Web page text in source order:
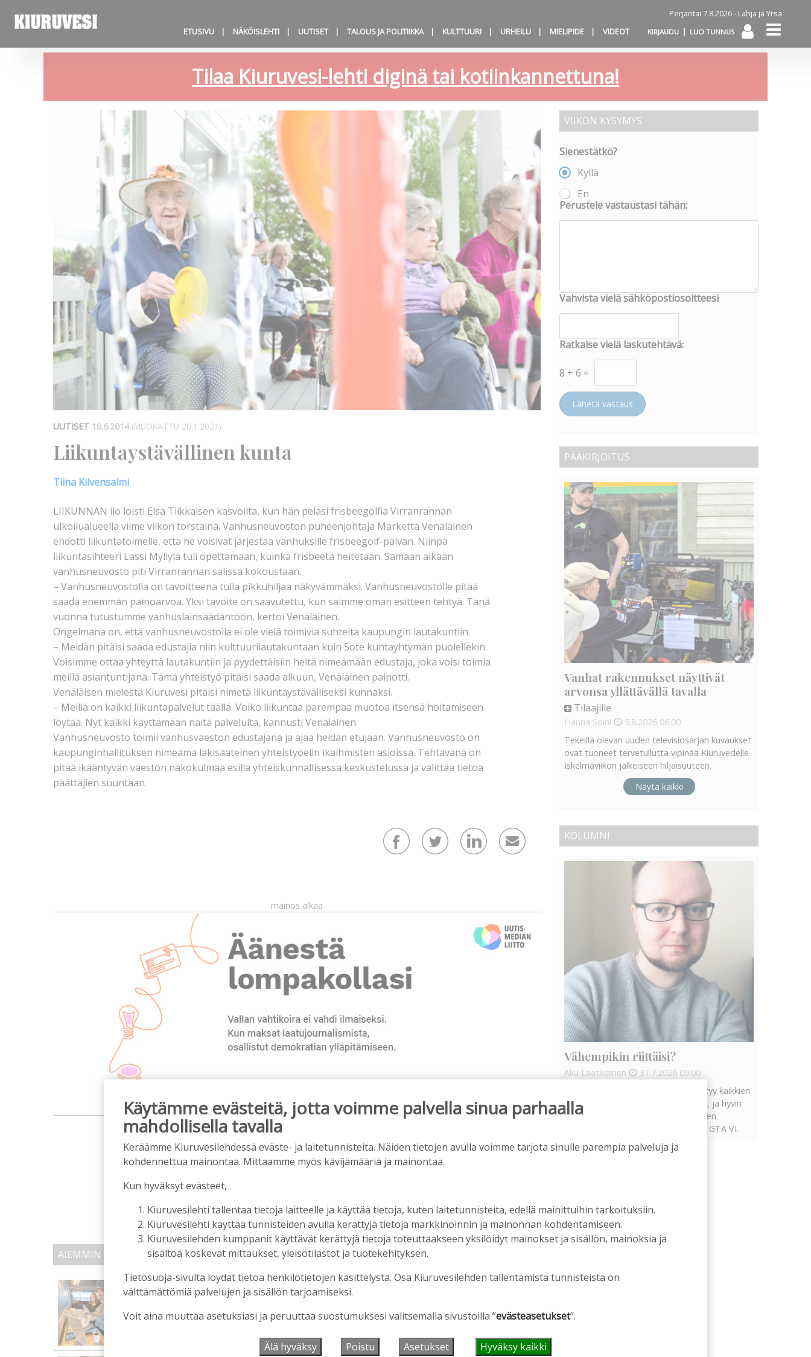
Perjantai 7.8.2026 - Lahja ja Yrsa
ETUSIVU
NÄKÖISLEHTI UUTISET TALOUS JA POLITIIKKA KULTTUURI URHEILU MIELIPIDE VIDEOT KIRJAUDU LUO TUNNUS
Tilaa Kiuruvesi-lehti diginä tai kotiinkannettuna!
UUTISET 18.6.2014 (MUOKATTU 20.1.2021)
Liikuntaystävällinen kunta
Tiina Kilvensalmi
LIIKUNNAN ilo loisti Elsa Tiikkaisen kasvoilta, kun hän pelasi frisbeegolfia Virranrannan
ulkoilualueella viime viikon torstaina. Vanhusneuvoston puheenjohtaja Marketta Venäläinen
ehdotti liikuntatoimelle, että he voisivat järjestää vanhuksille frisbeegolf-päivän. Niinpä
liikuntasihteeri Lassi Myllylä tuli opettamaan, kuinka frisbeetä heitetään. Samaan aikaan
vanhusneuvosto piti Virranrannan salissa kokoustaan.
– Vanhusneuvostolla on tavoitteena tulla pikkuhiljaa näkyvämmäksi. Vanhusneuvostolle pitää
saada enemmän painoarvoa. Yksi tavoite on saavutettu, kun saimme oman esitteen tehtyä. Tänä
vuonna tutustumme vanhuslainsäädäntöön, kertoi Venäläinen.
Ongelmana on, että vanhusneuvostolla ei ole vielä toimivia suhteita kaupungin lautakuntiin.
– Meidän pitäisi saada edustajia niin kulttuurilautakuntaan kuin Sote kuntayhtymän puolellekin.
Voisimme ottaa yhteyttä lautakuntiin ja pyydettäisiin heitä nimeämään edustaja, joka voisi toimia
meillä asiantuntijana. Tämä yhteistyö pitäisi saada alkuun, Venäläinen painotti.
Venäläisen mielestä Kiuruvesi pitäisi nimetä liikuntaystävälliseksi kunnaksi.
– Meillä on kaikki liikuntapalvelut täällä. Voiko liikuntaa parempaa muotoa itsensä hoitamiseen
löytää. Nyt kaikki käyttämään näitä palveluita, kannusti Venäläinen.
Vanhusneuvosto toimii vanhusväestön edustajana ja ajaa heidän etujaan. Vanhusneuvosto on
kaupunginhallituksen nimeämä lakisääteinen yhteistyöelin ikäihmisten asioissa. Tehtävänä on
pitää ikääntyvän väestön näkökulmaa esillä yhteiskunnallisessa keskustelussa ja välittää tietoa
päättäjien suuntaan.
mainos alkaa
mainos päättyy
AIEMMIN AIHEESTA
Biokaasu, Hingunniemi, tiet, rahoitusasiat, työllisyys, lääkäripula… –
ministeri Sari Essayahin kanssa piisasi keskustelunaiheita
Tilaajille
VIIKON KYSYMYS
Sienestätkö?
Kyllä
En
Perustele vastaustasi tähän:
Vahvista vielä sähköpostiosoitteesi
Ratkaise vielä laskutehtävä:
8 + 6 =
Lähetä vastaus
PÄÄKIRJOITUS
Vanhat rakennukset näyttivät
arvonsa yllättävällä tavalla
Tilaajille
Hanna Soini 5.8.2026 06:00
Tekeillä olevan uuden televisiosarjan kuvaukset
ovat tuoneet tervetullutta vipinää Kiuruvedelle
Iskelmäviikon jälkeiseen hiljaisuuteen.
Näytä kaikki
KOLUMNI
Vähempikin riittäisi?
Aku Laatikainen 31.7.2026 09:00
Tämän vuoden marraskuussa ilmestyy kaikkien
aikojen odotetuin ja ennakkotilatuin, ja hyvin
todennäköisesti myös kaikkien aikojen
myydyimmäksi videopeliksi nouseva GTA VI.
Käytämme evästeitä, jotta voimme palvella sinua parhaalla
mahdollisella tavalla
Keräämme Kiuruvesilehdessä eväste- ja laitetunnisteita. Näiden tietojen avulla voimme tarjota sinulle parempia palveluja ja
kohdennettua mainontaa. Mittaamme myös kävijämääriä ja mainontaa.
Kun hyväksyt evästeet,
Kiuruvesilehti tallentaa tietoja laitteelle ja käyttää tietoja, kuten laitetunnisteita, edellä mainittuihin tarkoituksiin.
Kiuruvesilehti käyttää tunnisteiden avulla kerättyjä tietoja markkinoinnin ja mainonnan kohdentamiseen.
Kiuruvesilehden kumppanit käyttävät kerättyjä tietoja toteuttaakseen yksilöidyt mainokset ja sisällön, mainoksia ja
sisältöä koskevat mittaukset, yleisötilastot ja tuotekehityksen.
Tietosuoja-sivulta löydät tietoa henkilötietojen käsittelystä. Osa Kiuruvesilehden tallentamista tunnisteista on
välttämättömiä palvelujen ja sisällön tarjoamiseksi.
Voit aina muuttaa asetuksiasi ja peruuttaa suostumuksesi valitsemalla sivustoilla ”evästeasetukset”.
Älä hyväksy Poistu Asetukset Hyväksy kaikki